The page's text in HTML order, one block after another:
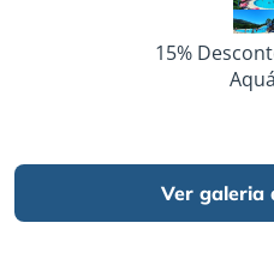
15%
Ver galeria